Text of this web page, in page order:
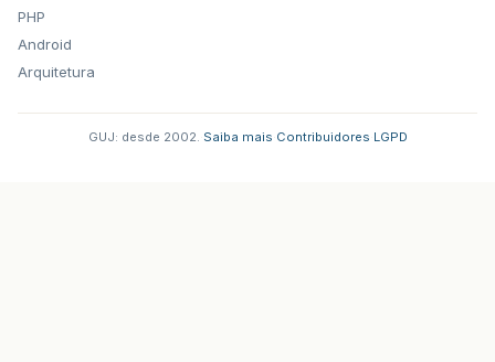
PHP
Android
Arquitetura
GUJ: desde 2002. Saiba mais Contribuidores LGPD